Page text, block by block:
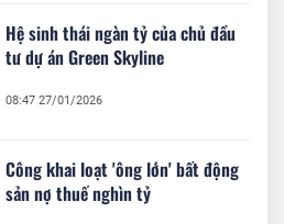
Hệ sinh thái ngàn tỷ của chủ đầu
tư dự án Green Skyline
08:47 27/01/2026
Công khai loạt 'ông lớn' bất động
sản nợ thuế nghìn tỷ